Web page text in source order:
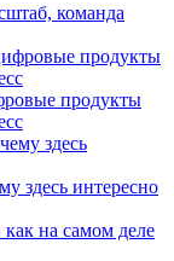
команда
продукты
здесь интересно